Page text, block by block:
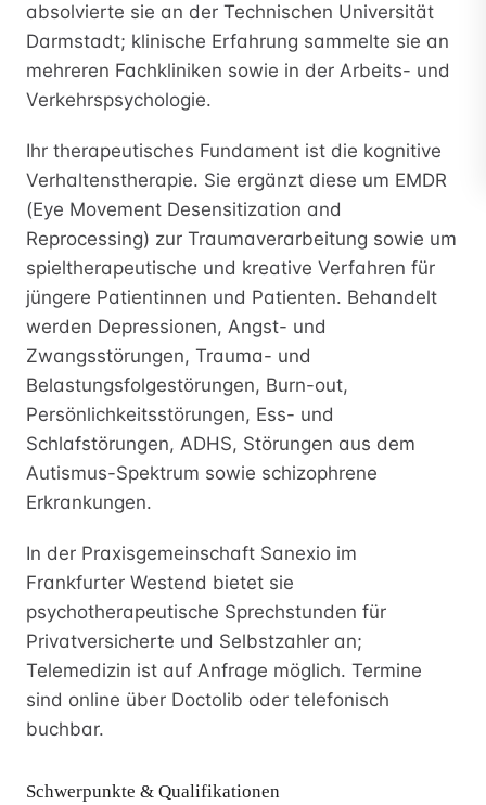
absolvierte sie an der Technischen Universität
Darmstadt; klinische Erfahrung sammelte sie an
mehreren Fachkliniken sowie in der Arbeits- und
Verkehrspsychologie.
Ihr therapeutisches Fundament ist die kognitive
Verhaltenstherapie. Sie ergänzt diese um EMDR
(Eye Movement Desensitization and
Reprocessing) zur Traumaverarbeitung sowie um
spieltherapeutische und kreative Verfahren für
jüngere Patientinnen und Patienten. Behandelt
werden Depressionen, Angst- und
Zwangsstörungen, Trauma- und
Belastungsfolgestörungen, Burn-out,
Persönlichkeitsstörungen, Ess- und
Schlafstörungen, ADHS, Störungen aus dem
Autismus-Spektrum sowie schizophrene
Erkrankungen.
In der Praxisgemeinschaft Sanexio im
Frankfurter Westend bietet sie
psychotherapeutische Sprechstunden für
Privatversicherte und Selbstzahler an;
Telemedizin ist auf Anfrage möglich. Termine
sind online über Doctolib oder telefonisch
buchbar.
Schwerpunkte & Qualifikationen